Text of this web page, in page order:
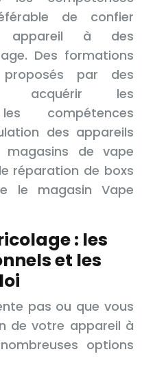
de confier
appareil à des
Des formations
par des
acquérir les
compétences
des appareils
magasins de vape
réparation de boxs
le magasin Vape
: les
et les
pas ou que vous
de votre appareil à
options